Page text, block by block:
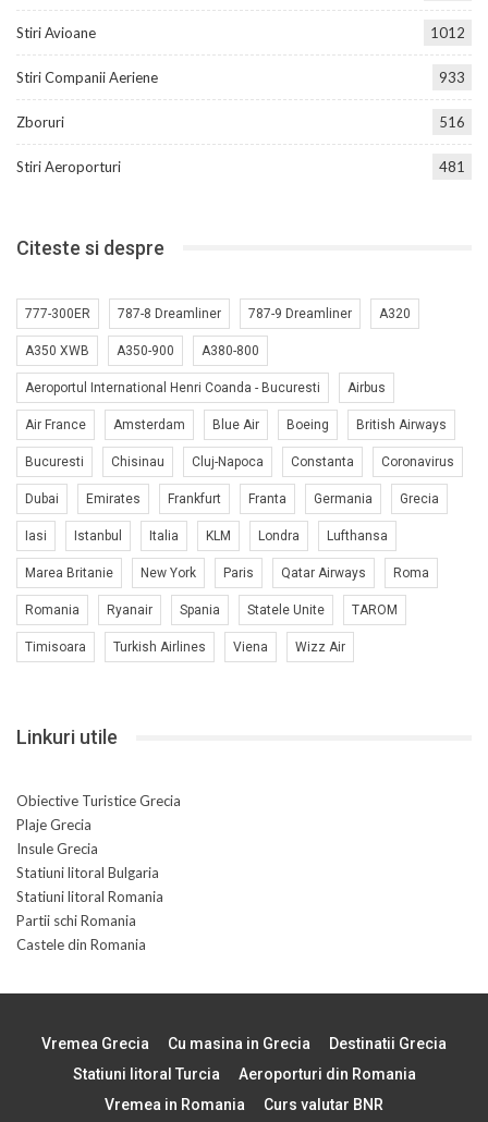
Stiri Avioane 1012
Stiri Companii Aeriene 933
Zboruri 516
Stiri Aeroporturi 481
Citeste si despre
777-300ER 787-8 Dreamliner 787-9 Dreamliner A320
A350 XWB A350-900 A380-800
Aeroportul International Henri Coanda - Bucuresti Airbus
Air France Amsterdam Blue Air Boeing British Airways
Bucuresti Chisinau Cluj-Napoca Constanta Coronavirus
Dubai Emirates Frankfurt Franta Germania Grecia
Iasi Istanbul Italia KLM Londra Lufthansa
Marea Britanie New York Paris Qatar Airways Roma
Romania Ryanair Spania Statele Unite TAROM
Timisoara Turkish Airlines Viena Wizz Air
Linkuri utile
Obiective Turistice Grecia
Plaje Grecia
Insule Grecia
Statiuni litoral Bulgaria
Statiuni litoral Romania
Partii schi Romania
Castele din Romania
Vremea Grecia Cu masina in Grecia
Destinatii Grecia
Statiuni litoral Turcia
Aeroporturi din Romania
Vremea in Romania
Curs valutar BNR